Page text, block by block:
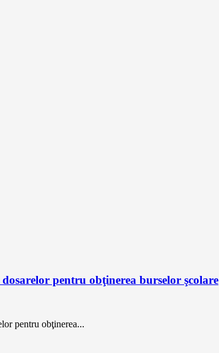
pentru obţinerea burselor şcolare
pentru obţinerea...